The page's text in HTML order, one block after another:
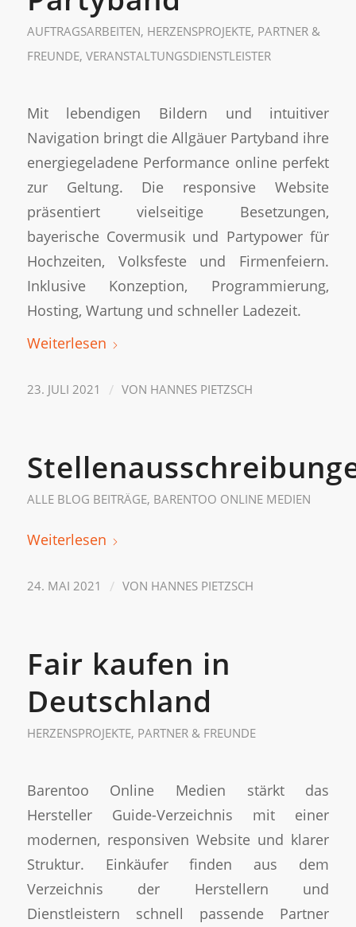
AUFTRAGSARBEITEN, HERZENSPROJEKTE, PARTNER &
FREUNDE, VERANSTALTUNGSDIENSTLEISTER
Mit lebendigen Bildern und intuitiver
Navigation bringt die Allgäuer Partyband ihre
energiegeladene Performance online perfekt
zur Geltung. Die responsive Website
präsentiert vielseitige Besetzungen,
bayerische Covermusik und Partypower für
Hochzeiten, Volksfeste und Firmenfeiern.
Inklusive Konzeption, Programmierung,
Hosting, Wartung und schneller Ladezeit.
Weiterlesen
23. JULI 2021 / VON HANNES PIETZSCH
ALLE BLOG BEITRÄGE, BARENTOO ONLINE MEDIEN
Weiterlesen
24. MAI 2021 / VON HANNES PIETZSCH
Fair kaufen in
Deutschland
HERZENSPROJEKTE, PARTNER & FREUNDE
Barentoo Online Medien stärkt das
Hersteller Guide-Verzeichnis mit einer
modernen, responsiven Website und klarer
Struktur. Einkäufer finden aus dem
Verzeichnis der Herstellern und
Dienstleistern schnell passende Partner